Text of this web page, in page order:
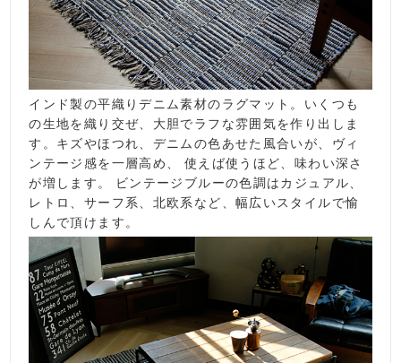
インド製の平織りデニム素材のラグマット。いくつも
の生地を織り交ぜ、大胆でラフな雰囲気を作り出しま
す。キズやほつれ、デニムの色あせた風合いが、ヴィ
ンテージ感を一層高め、 使えば使うほど、味わい深さ
が増します。 ビンテージブルーの色調はカジュアル、
レトロ、サーフ系、北欧系など、幅広いスタイルで愉
しんで頂けます。